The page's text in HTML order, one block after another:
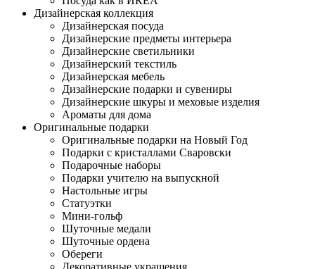
Дизайнерская коллекция
Дизайнерская посуда
Дизайнерские предметы интерьера
Дизайнерские светильники
Дизайнерский текстиль
Дизайнерская мебель
Дизайнерские подарки и сувениры
Дизайнерские шкуры и меховые изделия
Ароматы для дома
Оригинальные подарки
Оригинальные подарки на Новый Год
Подарки с кристаллами Сваровски
Подарочные наборы
Подарки учителю на выпускной
Настольные игры
Статуэтки
Мини-гольф
Шуточные медали
Шуточные ордена
Обереги
Декоративные украшения